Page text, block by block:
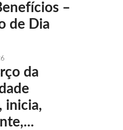
–
de Dia
da
inicia,